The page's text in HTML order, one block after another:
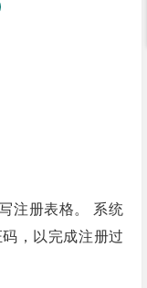
注册表格。 系统
，以完成注册过